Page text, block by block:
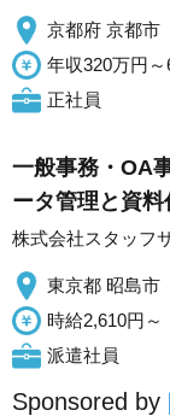
京都府 京都市
年収320万円～
正社員
一般事務・OA
ータ管理と資
株式会社スタッフ
東京都 昭島市
時給2,610円～
派遣社員
Sponsored by